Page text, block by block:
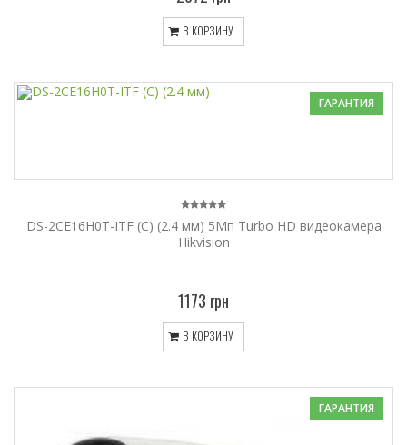
В КОРЗИНУ
ГАРАНТИЯ
DS-2CE16H0T-ITF (C) (2.4 мм) 5Мп Turbo HD видеокамера
Hikvision
1173 грн
В КОРЗИНУ
ГАРАНТИЯ